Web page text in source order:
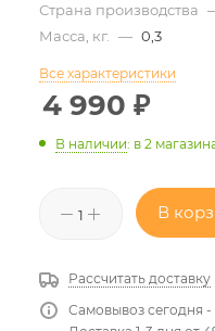
Страна производства
Масса, кг.
— 0,3
Все характеристики
4 990 ₽
В наличии: в 2
В
Рассчитать доставку
Самовывоз сегодня -